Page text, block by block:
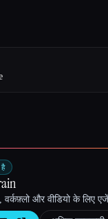
है
और वीडियो के लिए